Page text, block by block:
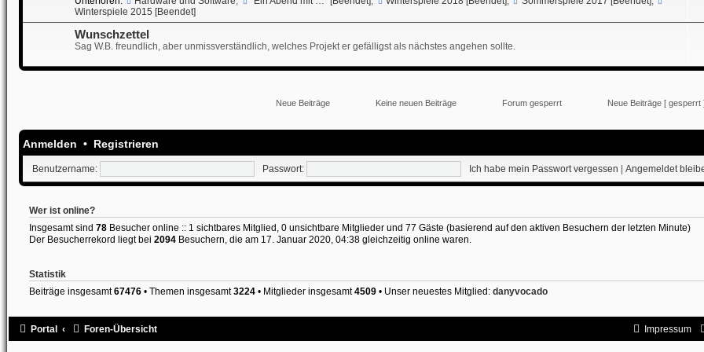
Winterspiele 2015 [Beendet]
Wunschzettel
Sag W.B. freundlich, aber unmissverständlich, welches Projekt er gefälligst als nächstes angehen sollte.
Neue Beiträge Keine neuen Beiträge Forum gesperrt Neue Beiträge [ gesperrt ]
Anmelden • Registrieren
Benutzername: Passwort: Ich habe mein Passwort vergessen | Angemeldet
Wer ist online?
Insgesamt sind 78Besucher online :: 1 sichtbares Mitglied, 0 unsichtbare Mitglieder und 77 Gäste (basierend auf den aktiven Besuchern der letzten Minute)
Der Besucherrekord liegt bei 2094Besuchern, die am 17. Januar 2020, 04:38 gleichzeitig online waren.
Statistik
Beiträge insgesamt67476• Themen insgesamt3224• Mitglieder insgesamt4509• Unser neuestes Mitglied: danyvocado
Portal Foren-Übersicht Impressum